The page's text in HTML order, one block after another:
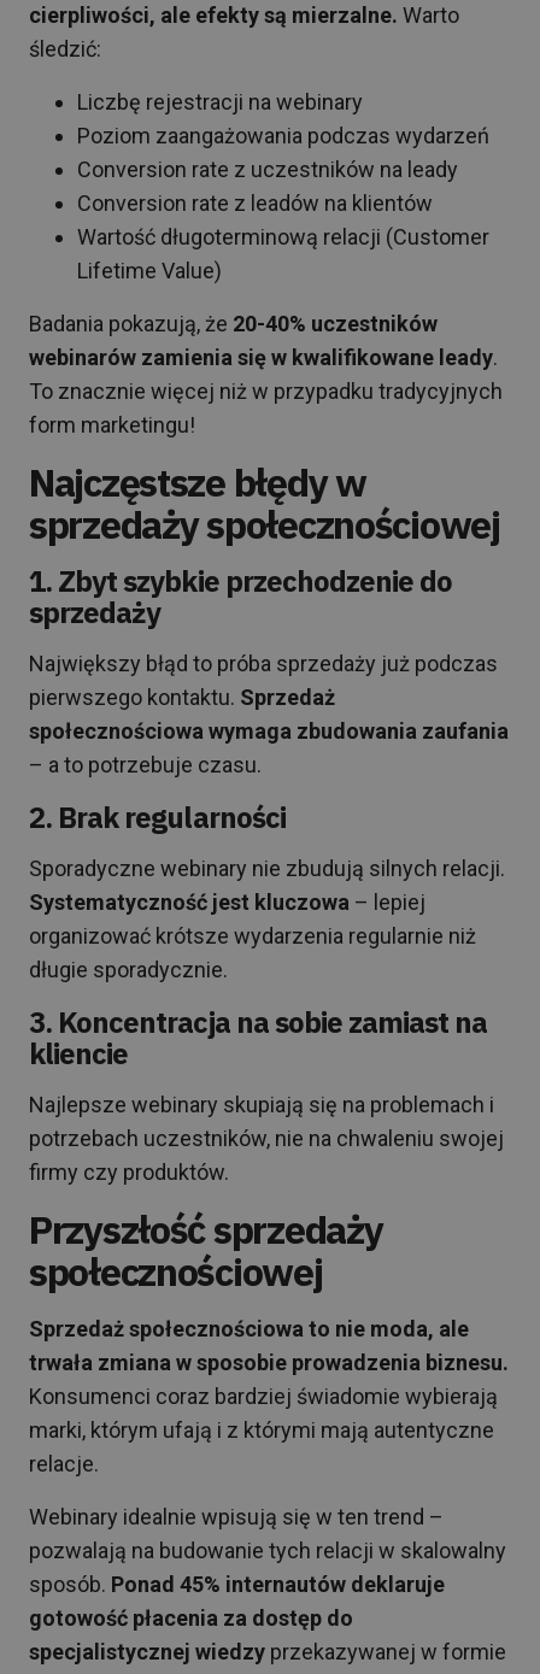
cierpliwości, ale efekty są mierzalne. Warto
śledzić:
Liczbę rejestracji na webinary
Poziom zaangażowania podczas wydarzeń
Conversion rate z uczestników na leady
Conversion rate z leadów na klientów
Wartość długoterminową relacji (Customer
Lifetime Value)
Badania pokazują, że 20-40% uczestników
webinarów zamienia się w kwalifikowane leady.
To znacznie więcej niż w przypadku tradycyjnych
form marketingu!
Najczęstsze błędy w
sprzedaży społecznościowej
1. Zbyt szybkie przechodzenie do
sprzedaży
Największy błąd to próba sprzedaży już podczas
pierwszego kontaktu. Sprzedaż
społecznościowa wymaga zbudowania zaufania
– a to potrzebuje czasu.
2. Brak regularności
Sporadyczne webinary nie zbudują silnych relacji.
Systematyczność jest kluczowa – lepiej
organizować krótsze wydarzenia regularnie niż
długie sporadycznie.
3. Koncentracja na sobie zamiast na
kliencie
Najlepsze webinary skupiają się na problemach i
potrzebach uczestników, nie na chwaleniu swojej
firmy czy produktów.
Przyszłość sprzedaży
społecznościowej
Sprzedaż społecznościowa to nie moda, ale
trwała zmiana w sposobie prowadzenia biznesu.
Konsumenci coraz bardziej świadomie wybierają
marki, którym ufają i z którymi mają autentyczne
relacje.
Webinary idealnie wpisują się w ten trend –
pozwalają na budowanie tych relacji w skalowalny
sposób. Ponad 45% internautów deklaruje
gotowość płacenia za dostęp do
specjalistycznej wiedzy przekazywanej w formie